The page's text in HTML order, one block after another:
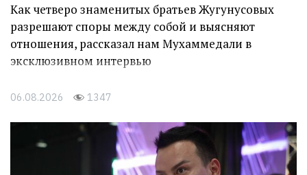
Как четверо знаменитых братьев Жугунусовых
разрешают споры между собой и выясняют
отношения, рассказал нам Мухаммедали в
эксклюзивном интервью
06.08.2026 1347